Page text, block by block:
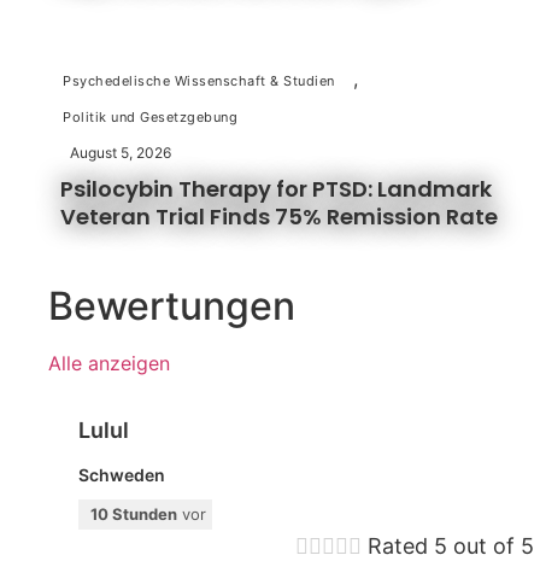
Psychedelische Wissenschaft & Studien ,
Politik und Gesetzgebung
August 5, 2026
Psilocybin Therapy for PTSD: Landmark
Veteran Trial Finds 75% Remission Rate
Bewertungen
Alle anzeigen
Lulul
Schweden
10 Stunden vor
 Rated 5 out of 5